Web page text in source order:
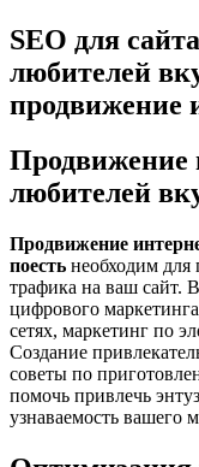
SEO для
любителей
продвижение
Продвижение
любителей
Продвижение
поесть необходим для
трафика на ваш сайт.
цифрового
сетях, маркетинг по
Создание
советы по
помочь привлечь
узнаваемость вашего